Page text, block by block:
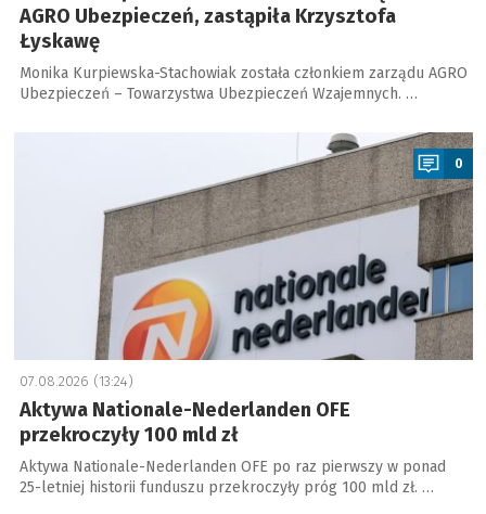
AGRO Ubezpieczeń, zastąpiła Krzysztofa
Łyskawę
Monika Kurpiewska-Stachowiak została członkiem zarządu AGRO
Ubezpieczeń – Towarzystwa Ubezpieczeń Wzajemnych. …
0
07.08.2026 (13:24)
Aktywa Nationale-Nederlanden OFE
przekroczyły 100 mld zł
Aktywa Nationale-Nederlanden OFE po raz pierwszy w ponad
25-letniej historii funduszu przekroczyły próg 100 mld zł. …